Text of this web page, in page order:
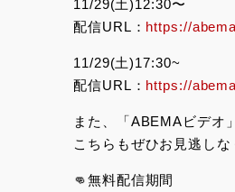
11/29(土)12:30〜
配信URL： https://
11/29(土)17:30~
配信URL： https://
また、「ABEMAビデオ
こちらもぜひお見逃しな
👊無料配信期間